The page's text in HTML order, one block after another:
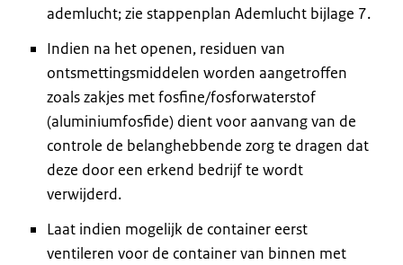
ademlucht; zie stappenplan Ademlucht bijlage 7.
Indien na het openen, residuen van
ontsmettingsmiddelen worden aangetroffen
zoals zakjes met fosfine/fosforwaterstof
(aluminiumfosfide) dient voor aanvang van de
controle de belanghebbende zorg te dragen dat
deze door een erkend bedrijf te wordt
verwijderd.
Laat indien mogelijk de container eerst
ventileren voor de container van binnen met